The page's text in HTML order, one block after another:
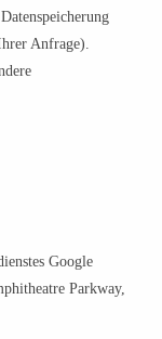
Anfrage).
Google
Parkway,